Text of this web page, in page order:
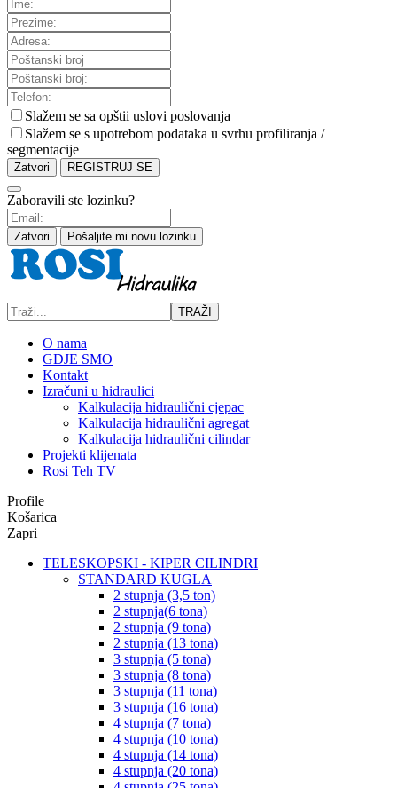
Slažem se sa opštii uslovi poslovanja
Slažem se s upotrebom podataka u svrhu profiliranja /
segmentacije
Zatvori REGISTRUJ SE
Zaboravili ste lozinku?
Zatvori Pošaljite mi novu lozinku
TRAŽI
O nama
GDJE SMO
Kontakt
Izračuni u hidraulici
Kalkulacija hidraulični cjepac
Kalkulacija hidraulični agregat
Kalkulacija hidraulični cilindar
Projekti klijenata
Rosi Teh TV
Profile
Košarica
Zapri
TELESKOPSKI - KIPER CILINDRI
STANDARD KUGLA
2 stupnja (3,5 ton)
2 stupnja(6 tona)
2 stupnja (9 tona)
2 stupnja (13 tona)
3 stupnja (5 tona)
3 stupnja (8 tona)
3 stupnja (11 tona)
3 stupnja (16 tona)
4 stupnja (7 tona)
4 stupnja (10 tona)
4 stupnja (14 tona)
4 stupnja (20 tona)